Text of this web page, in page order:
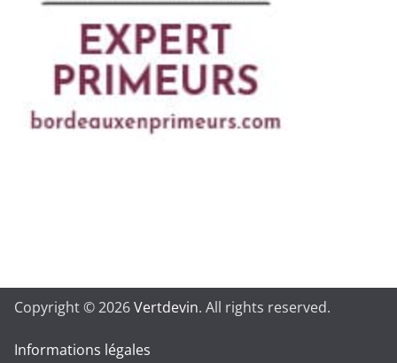
Copyright © 2026Vertdevin. All rights reserved.
Informations légales